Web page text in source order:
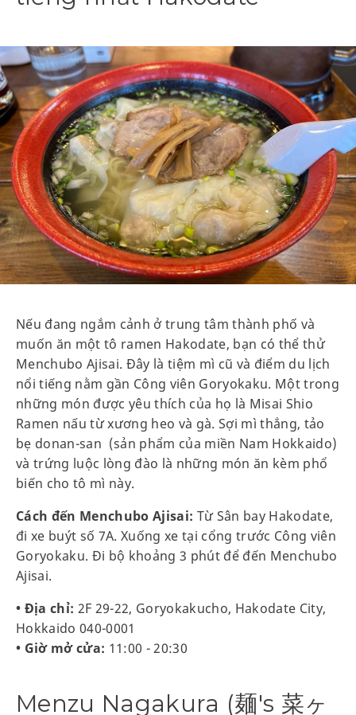
Nếu đang ngắm cảnh ở trung tâm thành phố và
muốn ăn một tô ramen Hakodate, bạn có thể thử
Menchubo Ajisai. Đây là tiệm mì cũ và điểm du lịch
nổi tiếng nằm gần Công viên Goryokaku. Một trong
những món được yêu thích của họ là Misai Shio
Ramen nấu từ xương heo và gà. Sợi mì thẳng, tảo
bẹ donan-san (sản phẩm của miền Nam Hokkaido)
và trứng luộc lòng đào là những món ăn kèm phổ
biến cho tô mì này.
Cách đến Menchubo Ajisai: Từ Sân bay Hakodate,
đi xe buýt số 7A. Xuống xe tại cổng trước Công viên
Goryokaku. Đi bộ khoảng 3 phút để đến Menchubo
Ajisai.
• Địa chỉ: 2F 29-22, Goryokakucho, Hakodate City,
Hokkaido 040-0001
• Giờ mở cửa: 11:00 - 20:30
Menzu Nagakura (麺's 菜ヶ